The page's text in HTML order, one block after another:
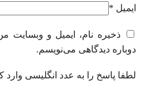
ایمیل *
ذخیره نام، ایمیل و وبسایت
دوباره دیدگاهی می‌نویسم.
لطفا پاسخ را به عدد انگلیسی وارد